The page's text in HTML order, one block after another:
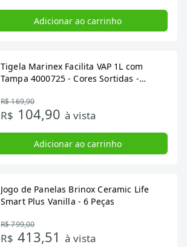
Adicionar ao carrinho
Tigela Marinex Facilita VAP 1L com
Tampa 4000725 - Cores Sortidas -
R$ 169,90
R$ 104,90 à vista
Adicionar ao carrinho
Jogo de Panelas Brinox Ceramic Life
Smart Plus Vanilla - 6 Peças
R$ 799,00
R$ 413,51 à vista